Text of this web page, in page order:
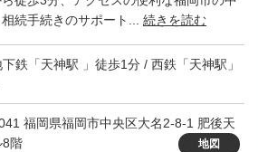
続手続きのサポート... 続きを読む
鉄「天神駅 」徒歩1分 / 西鉄「天神駅」
福岡県福岡市中央区大名2-8-1 肥後天
8階
地図